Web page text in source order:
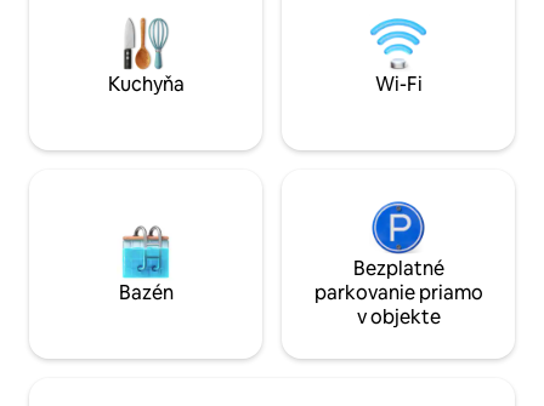
dedičstva, za 40 minút autom. Dom je
priestranný (približne 100 m² / 1 075 ft²).
Z balkóna a hornej obývacej izby si
môžete vychutnať nádherný výhľad na
možnosti na
Kuchyňa Wi-Fi
Bazén
Bezplatné
parkovanie priamo
v objekte